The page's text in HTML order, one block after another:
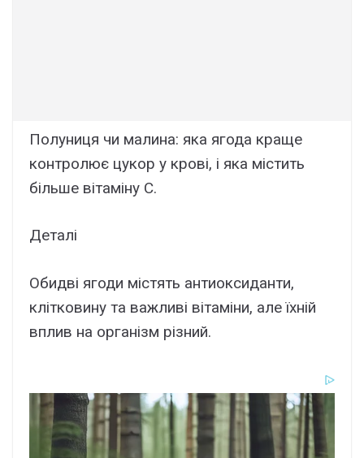
Полуниця чи малина: яка ягода краще
контролює цукор у крові, і яка містить
більше вітаміну С.
Деталі
Обидві ягоди містять антиоксиданти,
клітковину та важливі вітаміни, але їхній
вплив на організм різний.